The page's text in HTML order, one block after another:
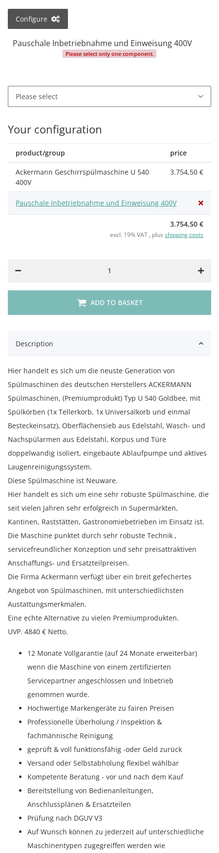
Configure
Pauschale Inbetriebnahme und Einweisung 400V
Please select only one component.
Your configuration
product/group price
Ackermann Geschirrspülmaschine U 540
400V
3.754,50 €
Pauschale Inbetriebnahme und Einweisung 400V
3.754,50 €
excl. 19% VAT , plus shipping costs
ADD TO BASKET
Description
Hier handelt es sich um die neuste Generation von
Spülmaschinen des deutschen Herstellers ACKERMANN
Spülmaschinen, (Premiumprodukt) Typ U 540 Goldbee, mit
Spülkörben (1x Tellerkorb, 1x Universalkorb und einmal
Besteckeinsatz), Oberflächensieb aus Edelstahl, Wasch- und
Nachspülarmen aus Edelstahl, Korpus und Türe
doppelwandig isoliert, eingebaute Ablaufpumpe und aktives
Laugenreinigungssystem.
Diese Spülmaschine ist Neuware.
Hier handelt es sich um eine sehr robuste Spülmaschine, die
seit vielen Jahren sehr erfolgreich in Supermärkten,
Kantinen, Raststätten, Gastronomiebetrieben im Einsatz ist.
Die Maschine punktet durch sehr robuste Technik ,
servicefreundlicher Konzeption und sehr preisattraktiven
Anschaffungs- und Ersatzteilpreisen.
Die Firma Ackermann verfügt über ein breit gefechertes
Angebot von Spülmaschinen, mit unterschiedlichsten
Austattungsmerkmalen.
Eine echte Alternative zu vielen Premiumprodukten.
UVP. 4840 € Netto.
12 Monate Vollgarantie (auf 24 Monate erweiterbar)
wenn die Maschine von einem zertifizierten
Servicepartner angeschlossen und Inbetrieb
genommen wurde.
Hochwertige Markengeräte zu fairen Preisen
Professionelle Überholung / Inspektion &
fachmännische Reinigung
geprüft & voll funktionsfähig -oder Geld zurück
Versand oder Selbstabholung flexibel wählbar
Kompetente Beratung - vor und nach dem Kauf
Bereitstellung von Bedienanleitungen,
Anschlussplänen & Ersatzteilen
Prüfung nach DGUV V3
Auf Wunsch können zu jederzeit auf unterschiedliche
Maschinentypen zugegreiffen werden wie